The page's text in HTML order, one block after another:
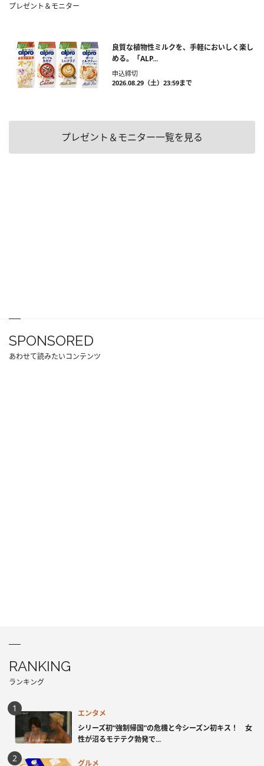
プレゼント＆モニター
良質な植物性ミルクを、手軽においしく楽し
める。「ALP...
申込締切
2026.08.29（土）23:59まで
プレゼント＆モニター一覧を見る
SPONSORED
あわせて読みたいコンテンツ
RANKING
ランキング
エンタメ
シリーズ初“強制帰国”の危機と今シーズン初キス！ 女
性が沼るモテテク勃発で...
グルメ